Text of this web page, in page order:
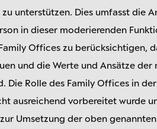
unterstützen. Dies umfasst die
in dieser moderierenden
Offices zu berücksichtigen,
und die Werte und Ansätze
Die Rolle des Family Offices in
ausreichend vorbereitet wurde
Umsetzung der oben